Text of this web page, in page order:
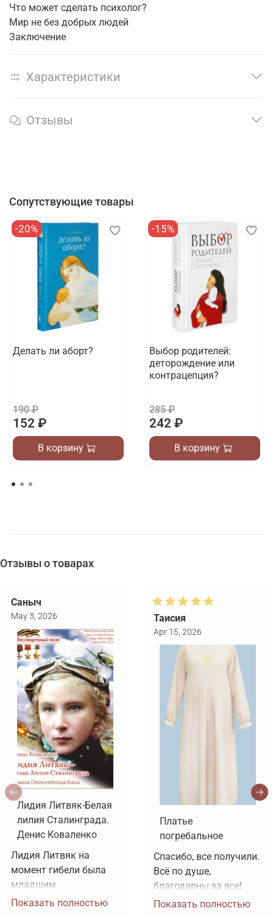
Что может сделать психолог?
Мир не без добрых людей
Заключение
Характеристики
Отзывы
Сопутствующие товары
-20%
Делать ли аборт?
190 ₽
152 ₽
В корзину
-15%
Выбор родителей:
деторождение или
контрацепция?
285 ₽
242 ₽
В корзину
Отзывы о товарах
Саныч
May 3, 2026
Лидия Литвяк-Белая
лилия Сталинграда.
Денис Коваленко
Лидия Литвяк на
момент гибели была
младшим
лейтенантом.
Показать полностью
Таисия
Apr 15, 2026
Платье
погребальное
Спасибо, все получили.
Всё по душе,
благодарны за все!
Показать полностью